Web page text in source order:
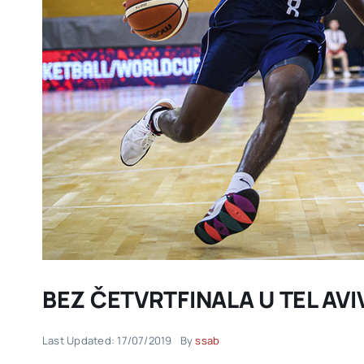
BEZ ČETVRTFINALA U TEL
Last Updated: 17/07/2019 Byssab